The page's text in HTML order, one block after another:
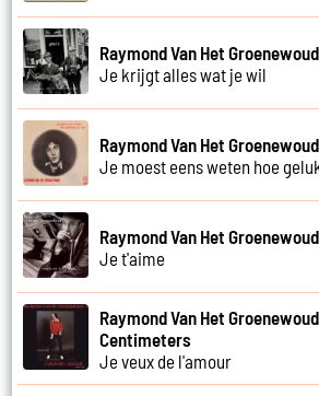
Raymond Van Het Groenewoud
Je krijgt alles wat je wil
Raymond Van Het Groenewoud
Je moest eens weten hoe
Raymond Van Het Groenewoud
Je t'aime
Raymond Van Het
Centimeters
Je veux de l'amour